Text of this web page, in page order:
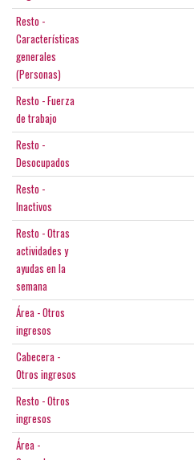
Resto -
Características
generales
(Personas)
Resto - Fuerza
de trabajo
Resto -
Desocupados
Resto -
Inactivos
Resto - Otras
actividades y
ayudas en la
semana
Área - Otros
ingresos
Cabecera -
Otros ingresos
Resto - Otros
ingresos
Área -